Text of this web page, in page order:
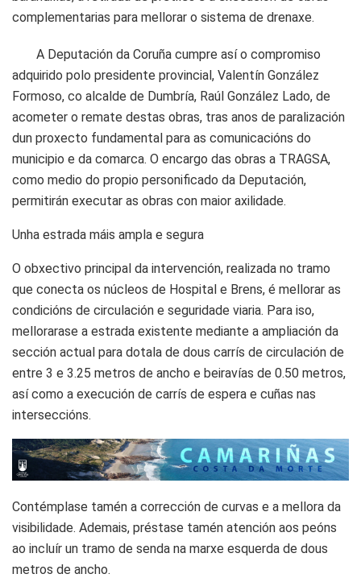
complementarias para mellorar o sistema de drenaxe.
A Deputación da Coruña cumpre así o compromiso
adquirido polo presidente provincial, Valentín González
Formoso, co alcalde de Dumbría, Raúl González Lado, de
acometer o remate destas obras, tras anos de paralización
dun proxecto fundamental para as comunicacións do
municipio e da comarca. O encargo das obras a TRAGSA,
como medio do propio personificado da Deputación,
permitirán executar as obras con maior axilidade.
Unha estrada máis ampla e segura
O obxectivo principal da intervención, realizada no tramo
que conecta os núcleos de Hospital e Brens, é mellorar as
condicións de circulación e seguridade viaria. Para iso,
mellorarase a estrada existente mediante a ampliación da
sección actual para dotala de dous carrís de circulación de
entre 3 e 3.25 metros de ancho e beiravías de 0.50 metros,
así como a execución de carrís de espera e cuñas nas
interseccións.
Contémplase tamén a corrección de curvas e a mellora da
visibilidade. Ademais, préstase tamén atención aos peóns
ao incluír un tramo de senda na marxe esquerda de dous
metros de ancho.